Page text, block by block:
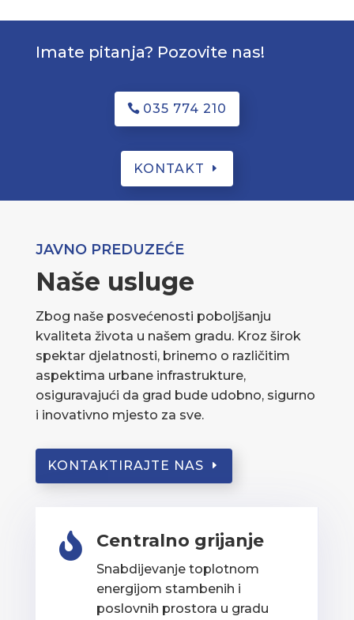
Imate pitanja? Pozovite nas!
035 774 210
KONTAKT
JAVNO PREDUZEĆE
Naše usluge
Zbog naše posvećenosti poboljšanju
kvaliteta života u našem gradu. Kroz širok
spektar djelatnosti, brinemo o različitim
aspektima urbane infrastrukture,
osiguravajući da grad bude udobno, sigurno
i inovativno mjesto za sve.
KONTAKTIRAJTE NAS
 Centralno grijanje
Snabdijevanje toplotnom
energijom stambenih i
poslovnih prostora u gradu